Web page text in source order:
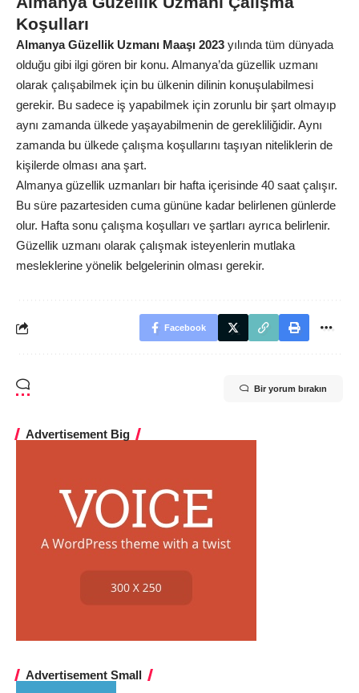
Koşulları
Almanya Güzellik Uzmanı Maaşı 2023 yılında tüm dünyada
olduğu gibi ilgi gören bir konu. Almanya’da güzellik uzmanı
olarak çalışabilmek için bu ülkenin dilinin konuşulabilmesi
gerekir. Bu sadece iş yapabilmek için zorunlu bir şart olmayıp
aynı zamanda ülkede yaşayabilmenin de gerekliliğidir. Aynı
zamanda bu ülkede çalışma koşullarını taşıyan niteliklerin de
kişilerde olması ana şart.
Almanya güzellik uzmanları bir hafta içerisinde 40 saat çalışır.
Bu süre pazartesiden cuma gününe kadar belirlenen günlerde
olur. Hafta sonu çalışma koşulları ve şartları ayrıca belirlenir.
Güzellik uzmanı olarak çalışmak isteyenlerin mutlaka
mesleklerine yönelik belgelerinin olması gerekir.
Facebook
Bir yorum bırakın
Advertisement Big
Advertisement Small